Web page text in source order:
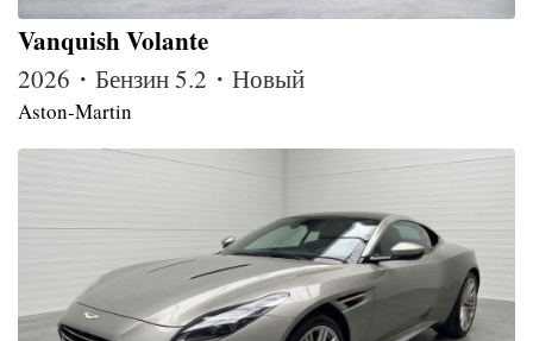
Vanquish Volante
2026・Бензин 5.2・Новый
Aston-Martin